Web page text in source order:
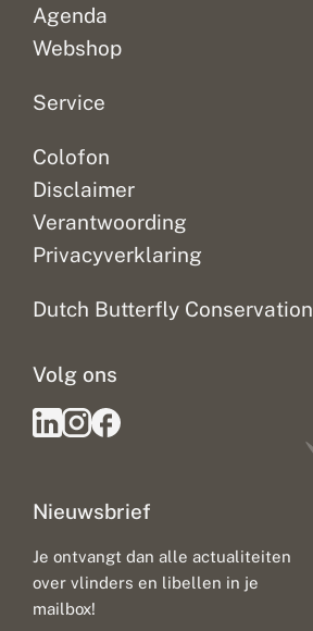
Agenda
Webshop
Service
Colofon
Disclaimer
Verantwoording
Privacyverklaring
Dutch Butterfly Conservation
Nieuwsbrief
Je ontvangt dan alle actualiteiten
over vlinders en libellen in je
mailbox!
Volg ons